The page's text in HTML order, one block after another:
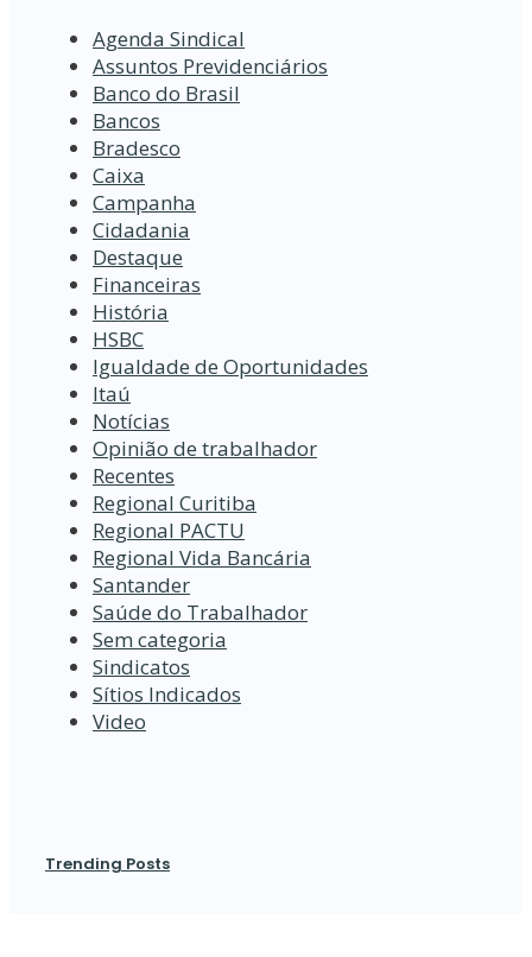
Agenda Sindical
Assuntos Previdenciários
Banco do Brasil
Bancos
Bradesco
Caixa
Campanha
Cidadania
Destaque
Financeiras
História
HSBC
Igualdade de Oportunidades
Itaú
Notícias
Opinião de trabalhador
Recentes
Regional Curitiba
Regional PACTU
Regional Vida Bancária
Santander
Saúde do Trabalhador
Sem categoria
Sindicatos
Sítios Indicados
Video
Trending Posts